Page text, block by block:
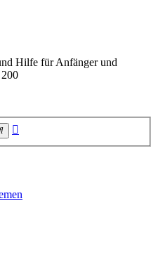
Hilfe für Anfänger und
Suche